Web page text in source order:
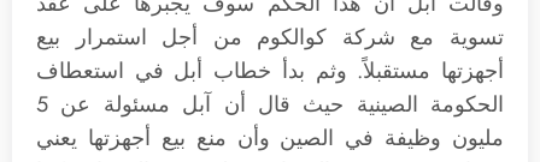
تسوية مع شركة كوالكوم من أجل استمرار بيع
أجهزتها مستقبلاً. وثم بدأ خطاب أبل في استعطاف
الحكومة الصينية حيث قال أن آبل مسئولة عن 5
مليون وظيفة في الصين وأن منع بيع أجهزتها يعني